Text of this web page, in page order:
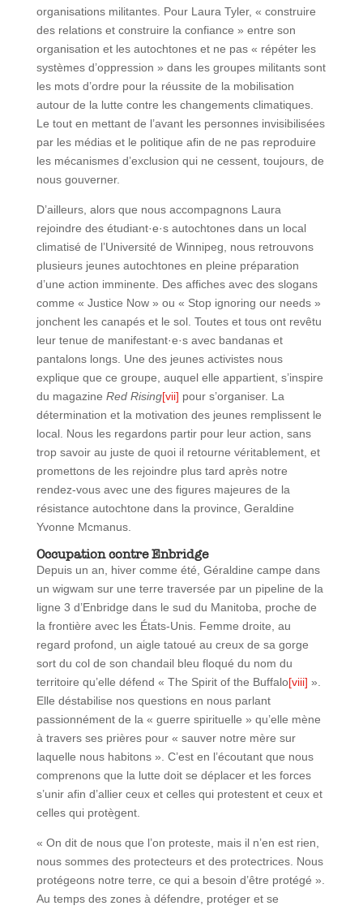
organisations militantes. Pour Laura Tyler, « construire
des relations et construire la confiance » entre son
organisation et les autochtones et ne pas « répéter les
systèmes d’oppression » dans les groupes militants sont
les mots d’ordre pour la réussite de la mobilisation
autour de la lutte contre les changements climatiques.
Le tout en mettant de l’avant les personnes invisibilisées
par les médias et le politique afin de ne pas reproduire
les mécanismes d’exclusion qui ne cessent, toujours, de
nous gouverner.
D’ailleurs, alors que nous accompagnons Laura
rejoindre des étudiant·e·s autochtones dans un local
climatisé de l’Université de Winnipeg, nous retrouvons
plusieurs jeunes autochtones en pleine préparation
d’une action imminente. Des affiches avec des slogans
comme « Justice Now » ou « Stop ignoring our needs »
jonchent les canapés et le sol. Toutes et tous ont revêtu
leur tenue de manifestant·e·s avec bandanas et
pantalons longs. Une des jeunes activistes nous
explique que ce groupe, auquel elle appartient, s’inspire
du magazine Red Rising[vii] pour s’organiser. La
détermination et la motivation des jeunes remplissent le
local. Nous les regardons partir pour leur action, sans
trop savoir au juste de quoi il retourne véritablement, et
promettons de les rejoindre plus tard après notre
rendez-vous avec une des figures majeures de la
résistance autochtone dans la province, Geraldine
Yvonne Mcmanus.
Occupation contre Enbridge
Depuis un an, hiver comme été, Géraldine campe dans
un wigwam sur une terre traversée par un pipeline de la
ligne 3 d’Enbridge dans le sud du Manitoba, proche de
la frontière avec les États-Unis. Femme droite, au
regard profond, un aigle tatoué au creux de sa gorge
sort du col de son chandail bleu floqué du nom du
territoire qu’elle défend « The Spirit of the Buffalo[viii] ».
Elle déstabilise nos questions en nous parlant
passionnément de la « guerre spirituelle » qu’elle mène
à travers ses prières pour « sauver notre mère sur
laquelle nous habitons ». C’est en l’écoutant que nous
comprenons que la lutte doit se déplacer et les forces
s’unir afin d’allier ceux et celles qui protestent et ceux et
celles qui protègent.
« On dit de nous que l’on proteste, mais il n’en est rien,
nous sommes des protecteurs et des protectrices. Nous
protégeons notre terre, ce qui a besoin d’être protégé ».
Au temps des zones à défendre, protéger et se